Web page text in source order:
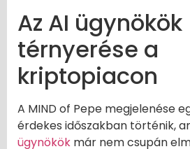
Az AI ügynökök
térnyerése a
kriptopiacon
A MIND of Pepe megjelenése
érdekes időszakban történik,
ügynökök már nem csupán